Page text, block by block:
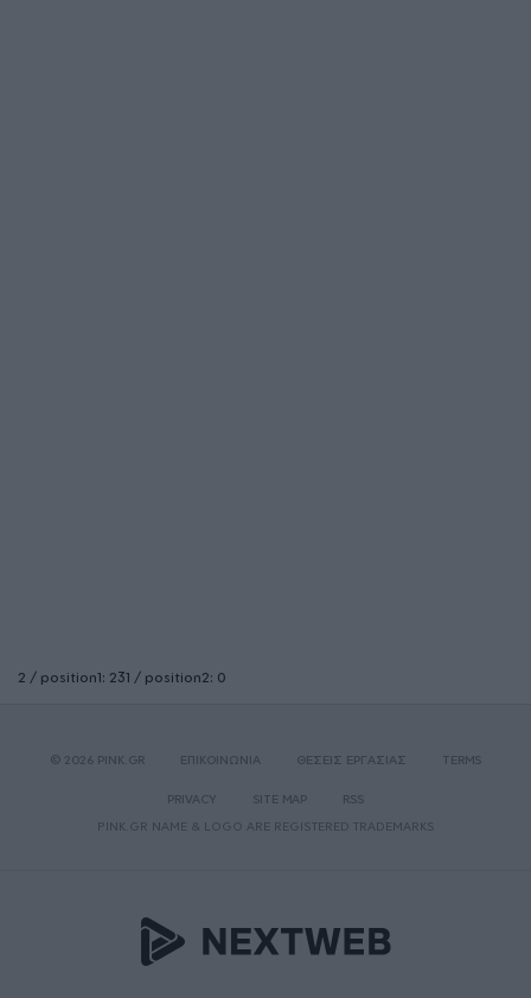
2 / position1: 231 / position2: 0
© 2026 PINK.GR ΕΠΙΚΟΙΝΩΝΙΑ ΘΕΣΕΙΣ ΕΡΓΑΣΙΑΣ TERMS
PRIVACY SITE MAP
RSS
PINK.GR NAME & LOGO ARE REGISTERED TRADEMARKS